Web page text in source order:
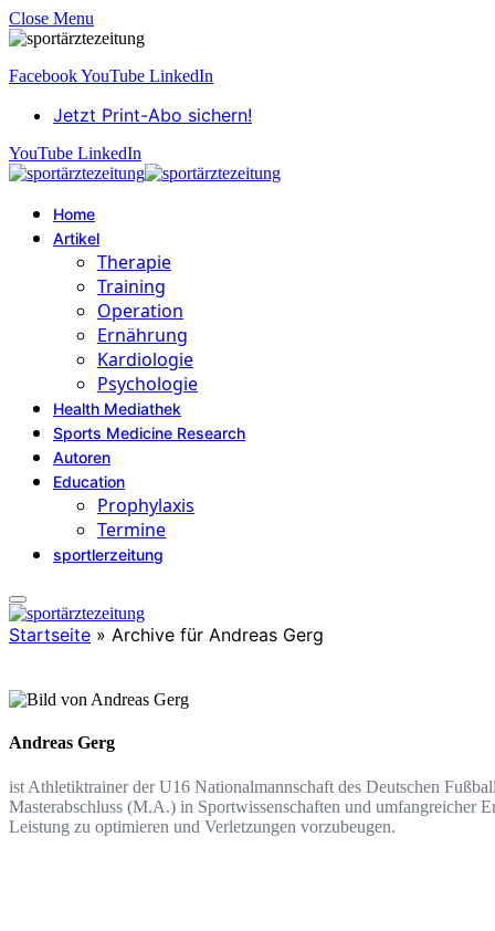
Close Menu
FacebookYouTube LinkedIn
Jetzt Print-Abo sichern!
YouTube LinkedIn
Home
Artikel
Therapie
Training
Operation
Ernährung
Kardiologie
Psychologie
Health Mediathek
Sports Medicine Research
Autoren
Education
Prophylaxis
Termine
sportlerzeitung
Startseite » Archive für Andreas Gerg
Andreas Gerg
ist Athletiktrainer der U16 Nationalmannschaft des Deutschen
Masterabschluss (M.A.) in Sportwissenschaften und umfangreicher
Leistung zu optimieren und Verletzungen vorzubeugen.